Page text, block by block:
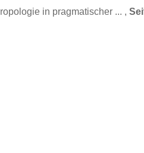
in pragmatischer ... ,